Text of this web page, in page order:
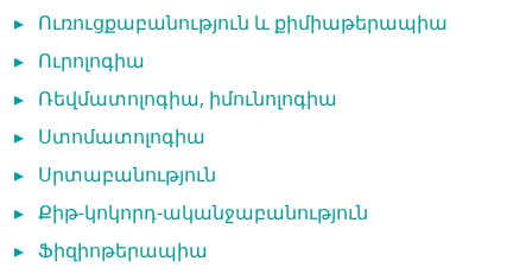
▸ Ուռուցքաբանություն և քիմիաթերապիա
▸ Ուրոլոգիա
▸ Ռեվմատոլոգիա, իմունոլոգիա
▸ Ստոմատոլոգիա
▸ Սրտաբանություն
▸ Քիթ-կոկորդ-ականջաբանություն
▸ Ֆիզիոթերապիա